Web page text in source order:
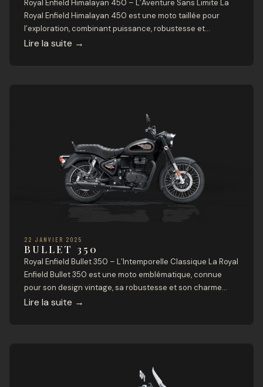
Royal Enfield Himalayan 450 – L’Aventure Sans Limite La
Royal Enfield Himalayan 450 est une moto taillée pour
l’exploration, combinant puissance, robustesse et
technologie moderne. Conçue pour affronter tous types
Lire la suite →
22 JANVIER 2025
BULLET 350
Royal Enfield Bullet 350 – L’Intemporelle Classique La Royal
Enfield Bullet 350 est une moto emblématique, connue
pour son design vintage, sa robustesse et son charme
intemporel. Alliant tradition et technologie moderne, elle
Lire la suite →